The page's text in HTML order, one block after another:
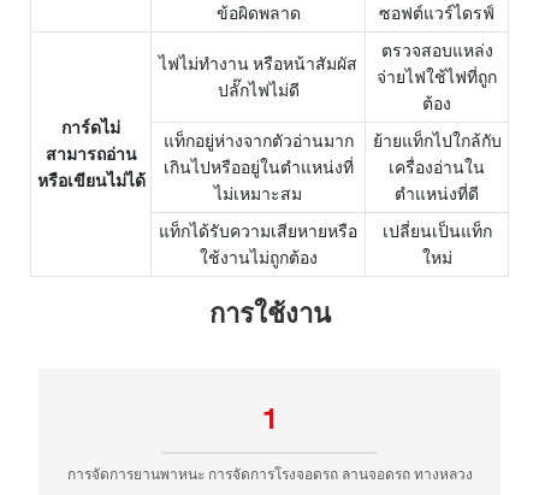
ข้อผิดพลาด
ซอฟต์แวร์ไดรฟ์
การ์ดไม่
สามารถอ่าน
หรือเขียนไม่ได้
ไฟไม่ทำงาน หรือหน้าสัมผัส
ปลั๊กไฟไม่ดี
ตรวจสอบแหล่ง
จ่ายไฟใช้ไฟที่ถูก
ต้อง
แท็กอยู่ห่างจากตัวอ่านมาก
เกินไปหรืออยู่ในตำแหน่งที่
ไม่เหมาะสม
ย้ายแท็กไปใกล้กับ
เครื่องอ่านใน
ตำแหน่งที่ดี
แท็กได้รับความเสียหายหรือ
ใช้งานไม่ถูกต้อง
เปลี่ยนเป็นแท็ก
ใหม่
การใช้งาน
1
การจัดการยานพาหนะ การจัดการโรงจอดรถ ลานจอดรถ ทางหลวง